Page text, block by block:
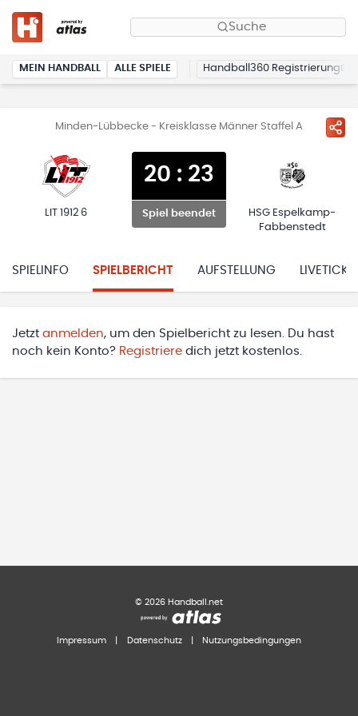
Suche
MEIN HANDBALL ALLE SPIELE Handball360 Registrierung
Minden-Lübbecke - Kreisklasse Männer Staffel A
LIT 1912 6
20 : 23
Spiel beendet
HSG Espelkamp-
Fabbenstedt
SPIELINFO SPIELBERICHT AUFSTELLUNG
Jetzt anmelden, um den Spielbericht zu lesen. Du hast
noch kein Konto? Registriere dich jetzt kostenlos.
© 2026 Handball.net
Impressum Datenschutz Nutzungsbedingungen